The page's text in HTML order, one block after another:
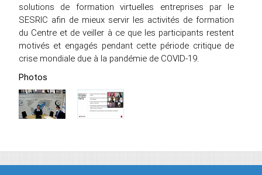
solutions de formation virtuelles entreprises par le
SESRIC afin de mieux servir les activités de formation
du Centre et de veiller à ce que les participants restent
motivés et engagés pendant cette période critique de
crise mondiale due à la pandémie de COVID-19.
Photos